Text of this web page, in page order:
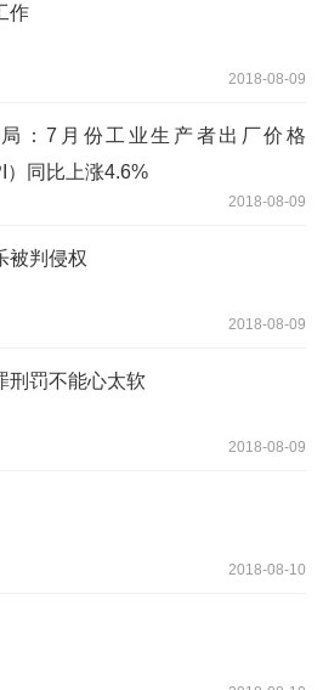
作
2018-08-09
：7月份工业生产者出厂价格
）同比上涨4.6%
2018-08-09
被判侵权
2018-08-09
刑罚不能心太软
2018-08-09
2018-08-10